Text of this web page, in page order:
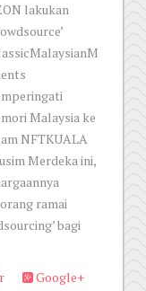
lakukan
Malaysia ke
NFTKUALA
Merdeka ini,
ramai
bagi
Google+